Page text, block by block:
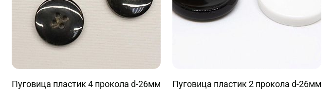
Пуговица пластик 4 прокола d-26мм
Пуговица пластик 2 прокола d-26мм